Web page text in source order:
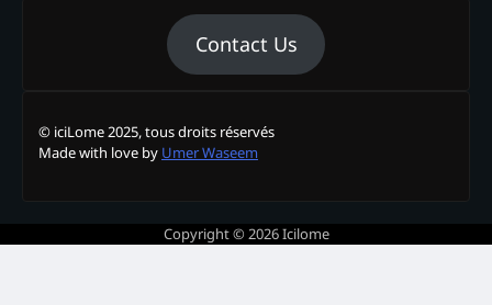
Contact Us
© iciLome 2025, tous droits réservés
Made with love by Umer Waseem
Copyright © 2026Icilome